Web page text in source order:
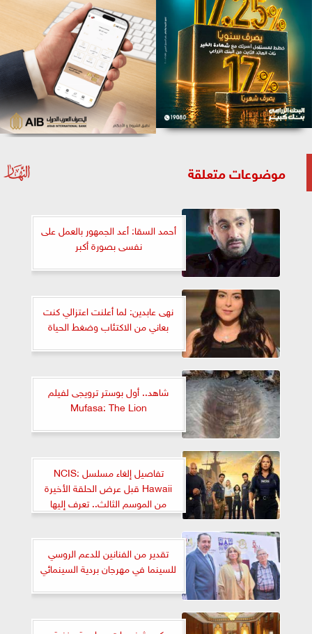
موضوعات متعلقة
أحمد السقا: أعد الجمهور بالعمل على
نفسى بصورة أكبر
نهى عابدين: لما أعلنت اعتزالي كنت
بعاني من الاكتئاب وضغط الحياة
شاهد.. أول بوستر ترويجى لفيلم
Mufasa: The Lion
تفاصيل إلغاء مسلسل NCIS:
Hawaii قبل عرض الحلقة الأخيرة
من الموسم الثالث.. تعرف إليها
تقدير من الفنانين للدعم الروسي
للسينما في مهرجان بردية السينمائي